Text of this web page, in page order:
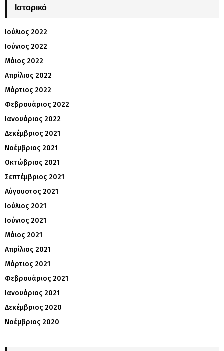
Ιστορικό
Ιούλιος 2022
Ιούνιος 2022
Μάιος 2022
Απρίλιος 2022
Μάρτιος 2022
Φεβρουάριος 2022
Ιανουάριος 2022
Δεκέμβριος 2021
Νοέμβριος 2021
Οκτώβριος 2021
Σεπτέμβριος 2021
Αύγουστος 2021
Ιούλιος 2021
Ιούνιος 2021
Μάιος 2021
Απρίλιος 2021
Μάρτιος 2021
Φεβρουάριος 2021
Ιανουάριος 2021
Δεκέμβριος 2020
Νοέμβριος 2020